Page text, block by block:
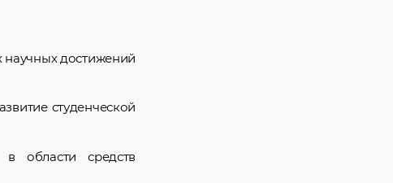
достижений
студенческой
области средств